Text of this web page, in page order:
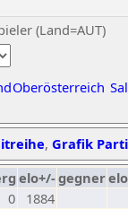
(Land=AUT)
Oberösterreich
, Grafik
elo+/-gegnerelo
0
1884